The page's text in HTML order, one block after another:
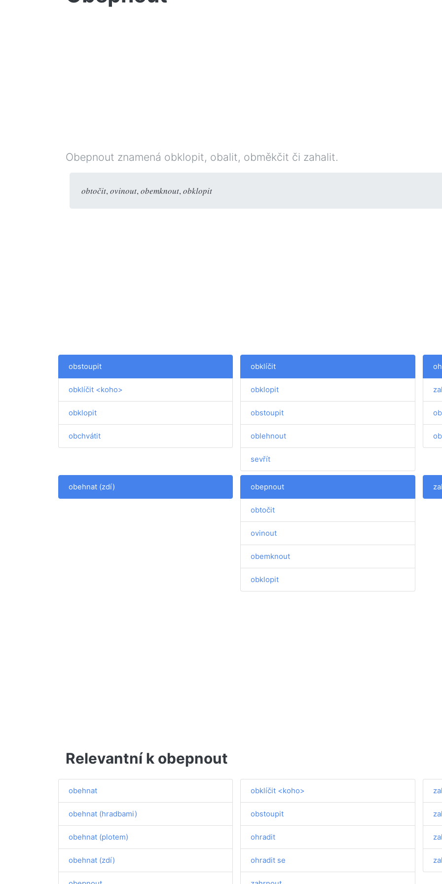
Obepnout znamená obklopit, obalit, obměkčit či zahalit.
obtočit, ovinout, obemknout, obklopit
obstoupit
obklíčit <koho>
obklopit
obchvátit
obklíčit
obklopit
obstoupit
oblehnout
sevřít
obehnat (zdí) obepnout
obtočit
ovinout
obemknout
obklopit
Relevantní k obepnout
obehnat
obehnat (hradbami)
obehnat (plotem)
obehnat (zdí)
obklíčit <koho>
obstoupit
ohradit
ohradit se